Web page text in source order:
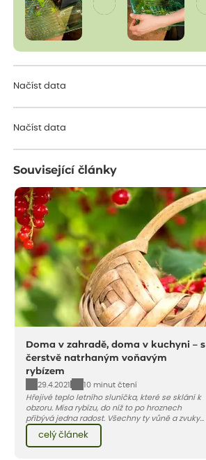
Načíst data
Načíst data
Související články
Doma v zahradě, doma v kuchyni – s
čerstvě natrhaným voňavým
rybízem
29.4.2021
10 minut čtení
Hřejivé teplo letního sluníčka, které se sklání k
obzoru. Mísa rybízu, do níž to po hroznech
přibývá jedna radost. Všechny ty vůně a zvuky
červencové zahrady. Sklizeň rybízu do kuchyně
vnese neuvěřitelný klid a radost. A taky trochu
bezstarostnosti dětství při mlsání babiččina
celý článek